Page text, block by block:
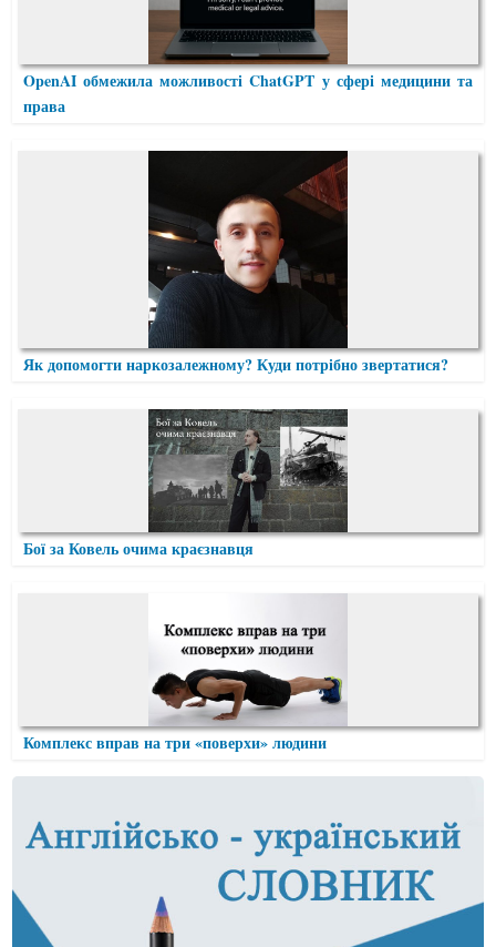
OpenAI обмежила можливості ChatGPT у сфері медицини та
права
Як допомогти наркозалежному? Куди потрібно звертатися?
Бої за Ковель очима краєзнавця
Комплекс вправ на три «поверхи» людини